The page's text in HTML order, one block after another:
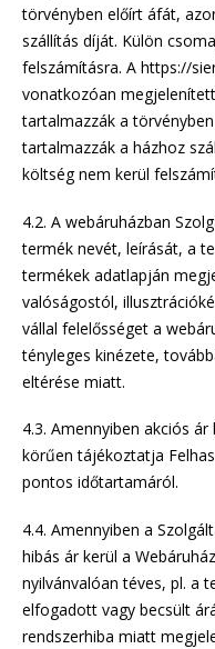
törvényben előírt áfát,
szállítás díját. Külön
felszámításra. A https://
vonatkozóan
tartalmazzák a
tartalmazzák a házhoz
költség nem kerül
4.2. A webáruházban
termék nevét, leírását, a
termékek adatlapján
valóságostól,
vállal felelősséget a
tényleges kinézete,
eltérése miatt.
4.3. Amennyiben akciós
körűen tájékoztatja
pontos időtartamáról.
4.4. Amennyiben a
hibás ár kerül a
nyilvánvalóan téves, pl. a
elfogadott vagy becsült
rendszerhiba miatt